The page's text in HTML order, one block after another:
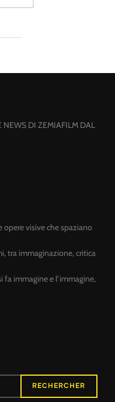
NEWS DI ZEMIAFILM DAL
opere visive che spaziano
tra immaginazione, critica
fa immagine e l’immagine,
RECHERCHER